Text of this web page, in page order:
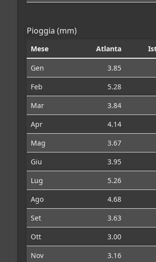
Pioggia (mm)
Mese Atlanta
Gen 3.85
Feb
5.28
Mar
3.84
Apr
4.14
Mag
3.67
Giu
3.95
Lug
5.26
Ago
4.68
Set
3.63
Ott
3.00
Nov
3.16